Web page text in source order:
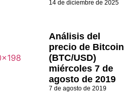
14 de diciembre de 2025
Análisis del
precio de Bitcoin
(BTC/USD)
miércoles 7 de
agosto de 2019
7 de agosto de 2019